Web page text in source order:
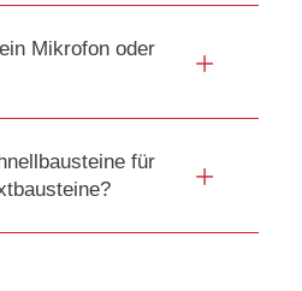
Mikrofon oder
für